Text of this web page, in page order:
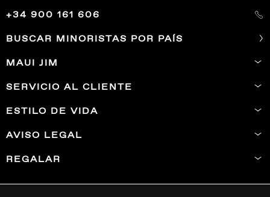
+34 900 161 606
BUSCAR MINORISTAS POR PAÍS
MAUI JIM
SERVICIO AL CLIENTE
ESTILO DE VIDA
AVISO LEGAL
REGALAR